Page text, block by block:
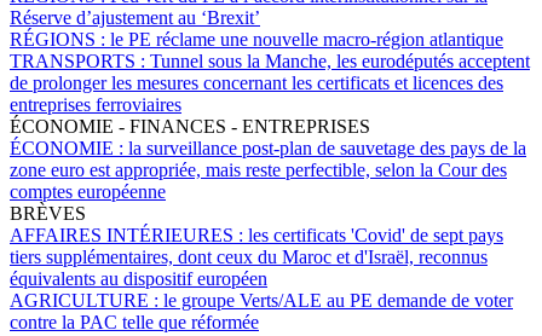
Réserve d’ajustement au ‘Brexit’
RÉGIONS : le PE réclame une nouvelle macro-région atlantique
TRANSPORTS : Tunnel sous la Manche, les eurodéputés acceptent
de prolonger les mesures concernant les certificats et licences des
entreprises ferroviaires
ÉCONOMIE - FINANCES - ENTREPRISES
ÉCONOMIE : la surveillance post-plan de sauvetage des pays de la
zone euro est appropriée, mais reste perfectible, selon la Cour des
comptes européenne
BRÈVES
AFFAIRES INTÉRIEURES : les certificats 'Covid' de sept pays
tiers supplémentaires, dont ceux du Maroc et d'Israël, reconnus
équivalents au dispositif européen
AGRICULTURE : le groupe Verts/ALE au PE demande de voter
contre la PAC telle que réformée